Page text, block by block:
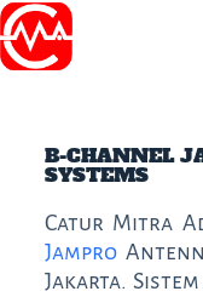
B-CHANNEL
SYSTEMS
Catur Mitra
Jampro
Jakarta.